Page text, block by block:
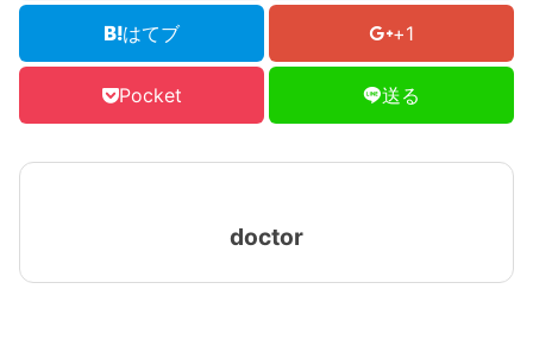
はてブ +1
Pocket 送る
doctor